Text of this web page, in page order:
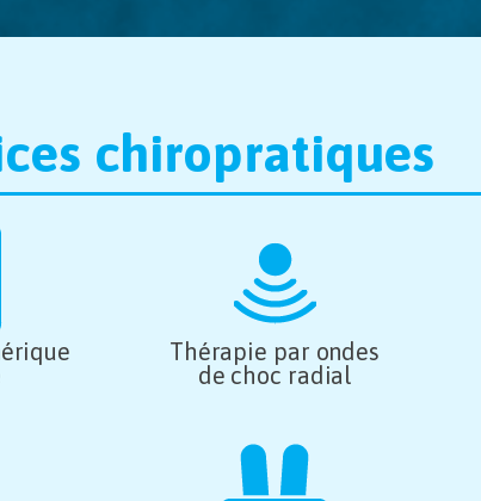
chiropratiques
Thérapie par ondes
de choc radial